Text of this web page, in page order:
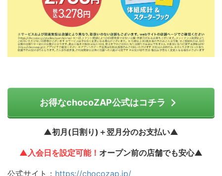
お得なchocoZAP公式はコチラ
▲初月(日割り)＋翌月分のお支払い▲
▲入会日を設定可能！ オープン前の店舗でも安心▲
公式サイト： https://chocozap.jp/